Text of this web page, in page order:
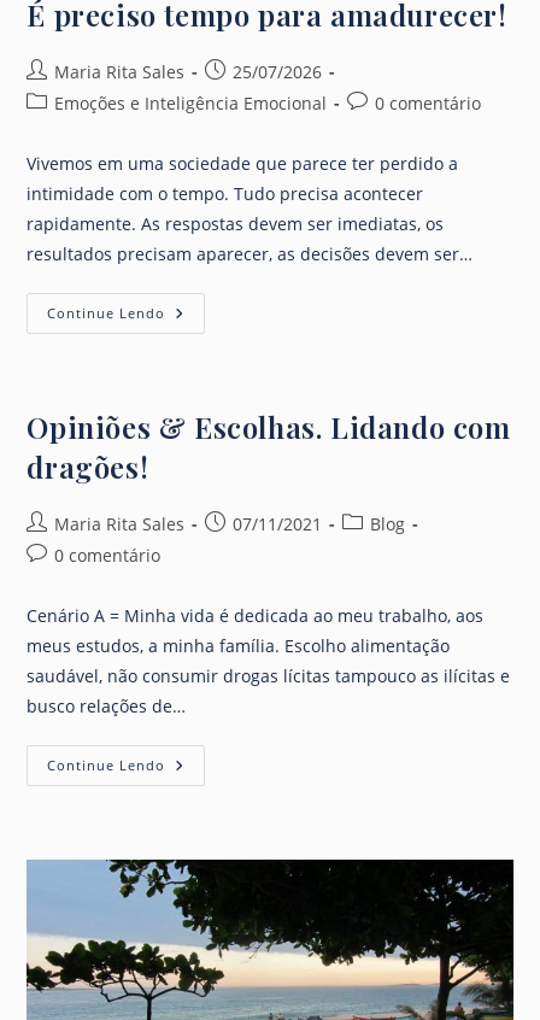
É preciso tempo para amadurecer!
Autor
do
Maria Rita Sales
Post
publicado:
25/07/2026
Categoria
post:
Emoções e Inteligência Emocional
Comentários
0 comentário
Vivemos em uma sociedade que parece ter perdido a
intimidade com o tempo. Tudo precisa acontecer
rapidamente. As respostas devem ser imediatas, os
resultados precisam aparecer, as decisões devem ser…
Continue Lendo
Preciso
Opiniões & Escolhas. Lidando com
dragões!
Autor
do
Maria Rita Sales
Post07/11/2021
Categoria
Blog
Comentários
post:
0 comentário
Cenário A = Minha vida é dedicada ao meu trabalho, aos
meus estudos, a minha família. Escolho alimentação
saudável, não consumir drogas lícitas tampouco as ilícitas e
busco relações de…
Continue Lendo Opiniões
&